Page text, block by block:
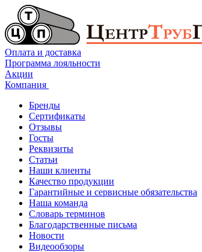
Оплата и доставка
Программа лояльности
Акции
Компания
Бренды
Сертификаты
Отзывы
Госты
Реквизиты
Статьи
Наши клиенты
Качество продукции
Гарантийные и сервисные обязательства
Наша команда
Словарь терминов
Благодарственные письма
Новости
Видеообзоры